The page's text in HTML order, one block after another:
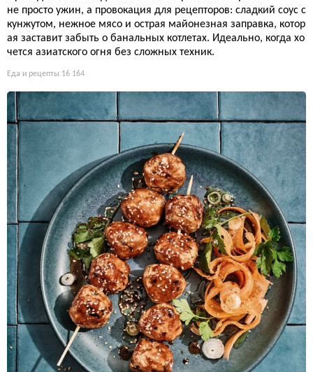
не просто ужин, а провокация для рецепторов: сладкий соус с
кунжутом, нежное мясо и острая майонезная заправка, котор
ая заставит забыть о банальных котлетах. Идеально, когда хо
чется азиатского огня без сложных техник.
Еда и рецепты 16 164